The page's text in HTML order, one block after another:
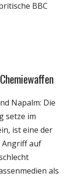
BBC
Napalm: Die
setze im
ist eine der
Angriff auf
als